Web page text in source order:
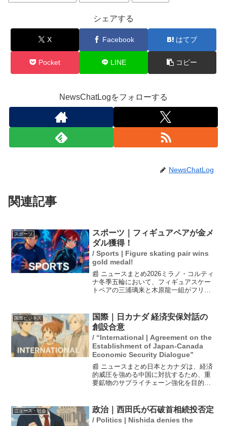
シェアする
X Facebook はてブ
Pocket LINE コピー
NewsChatLogをフォローする
NewsChatLog
関連記事
スポーツ
スポーツ｜フィギュアペアが金メ
ダル獲得！
/ Sports | Figure skating pair wins
gold medal!
📰 ニュースまとめ2026ミラノ・コルティ
ナ冬季五輪において、フィギュアスケー
トペアの三浦璃来と木原龍一組がフリー
本のペア競技での金メダルは初の快挙と
なり、三浦は...
国際ビジネス
国際｜日カナダ 経済安保対話の
創設合意
/ “International | Agreement on the
Establishment of Japan-Canada
Economic Security Dialogue”
📰 ニュースまとめ日本とカナダは、経済
的威圧を強める中国に対抗するため、重
要鉱物のサプライチェーン強化を目的と
邸で会談し、自衛隊とカナダ軍の共同演
習の拡充やサイバー政策...
ニュース・社会 政治｜西田氏が石破首相続投否定
/ Politics | Nishida denies the